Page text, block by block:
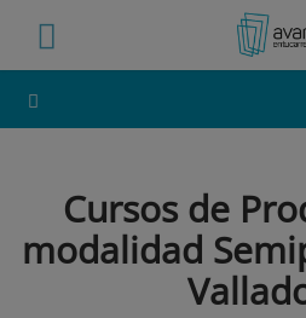
Cursos de
modalidad